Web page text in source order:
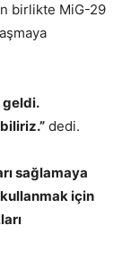
birlikte MiG-29
geldi.
dedi.
sağlamaya
kullanmak için